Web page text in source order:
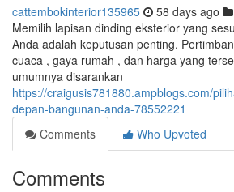
cattembokinterior135965 58 days ago
Memilih lapisan dinding eksterior yang
Anda adalah keputusan penting.
cuaca , gaya rumah , dan harga yang
umumnya disarankan
https://craigusis781880.ampblogs.com/
depan-bangunan-anda-78552221
Comments
Who Upvoted
Comments